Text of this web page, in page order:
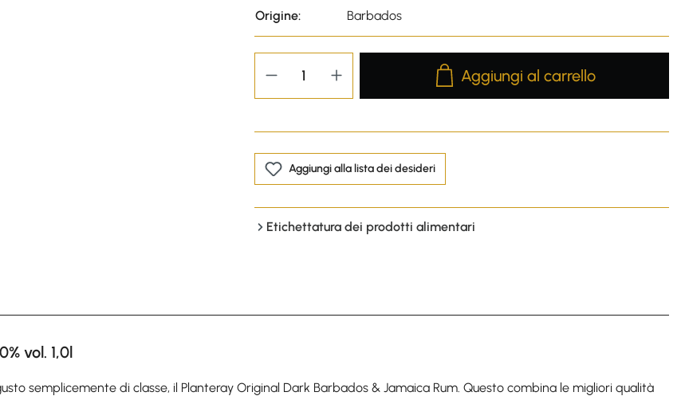
Origine:
Barbados
Product Quantity: Enter the desired
Aggiungi al carrello
Aggiungi alla lista dei desideri
Etichettatura dei prodotti alimentari
vol. 1,0l
semplicemente di classe, il Planteray Original Dark Barbados & Jamaica Rum. Questo combina le migliori qualità